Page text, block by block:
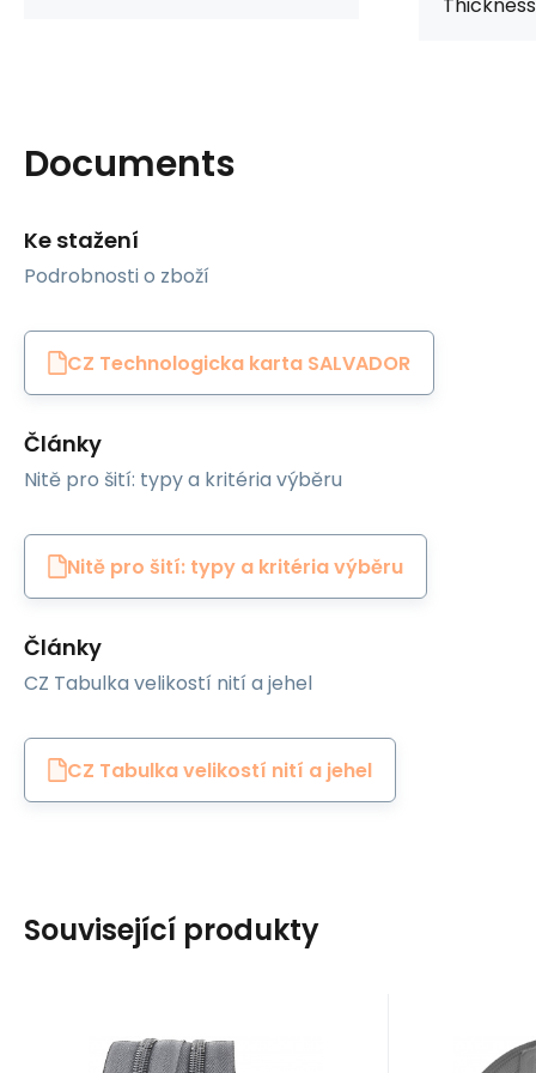
Documents
Ke stažení
Podrobnosti o zboží
CZ Technologicka karta SALVADOR
Články
Nitě pro šití: typy a kritéria výběru
Nitě pro šití: typy a kritéria výběru
Články
CZ Tabulka velikostí nití a jehel
CZ Tabulka velikostí nití a jehel
Související produkty
Tapicerstwo
Code:ZIP-5-312
EAN:8595721020656
In stock 220.5 EAN: